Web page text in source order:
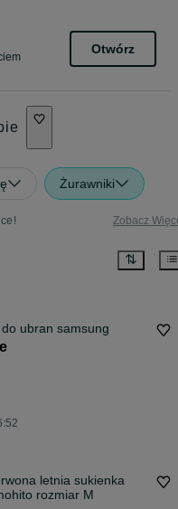
Otwórz
Żurawniki
Zobacz
ubran samsung
letnia sukienka
rozmiar M